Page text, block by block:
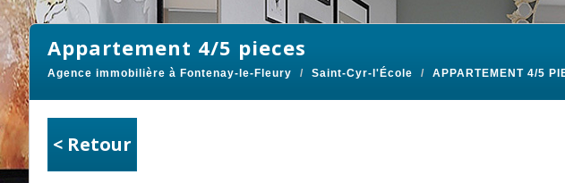
appartement 4/5 pieces
Agence immobilière à Fontenay-le-Fleury Saint-Cyr-l'École APPARTEMENT 4/5
< Retour